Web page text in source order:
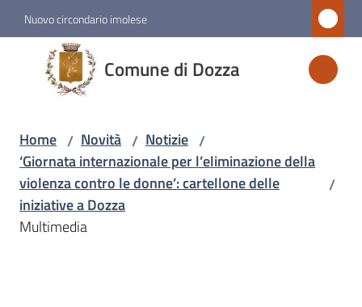
Vai al contenuto
Vai alla navigazione
Vai al footer
Nuovo circondario imolese
Comune di Dozza
Comune
di
Dozza
Amministrazione
Novità
Home / Novità / Notizie /
‘Giornata internazionale per l’eliminazione della
violenza contro le donne’: cartellone delle
iniziative a Dozza
/
Multimedia